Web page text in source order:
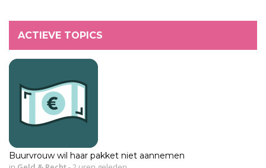
ACTIEVE TOPICS
Buurvrouw wil haar pakket niet aannemen